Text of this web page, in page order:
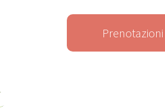
Prenotazioni